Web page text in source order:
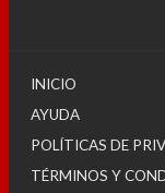
INICIO
AYUDA
POLÍTICAS DE
TÉRMINOS Y